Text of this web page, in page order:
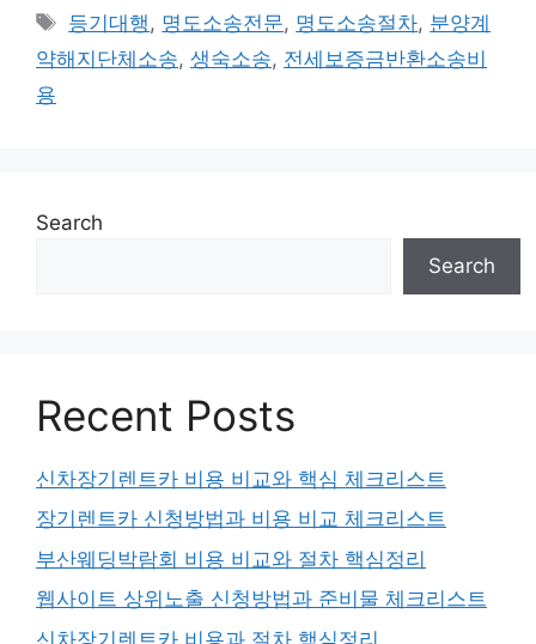
Tags
등기대행 , 명도소송전문, 명도소송절차, 분양계
약해지단체소송, 생숙소송, 전세보증금반환소송비
용
Search
Search
Recent Posts
신차장기렌트카 비용 비교와 핵심 체크리스트
장기렌트카 신청방법과 비용 비교 체크리스트
부산웨딩박람회 비용 비교와 절차 핵심정리
웹사이트 상위노출 신청방법과 준비물 체크리스트
신차장기렌트카 비용과 절차 핵심정리